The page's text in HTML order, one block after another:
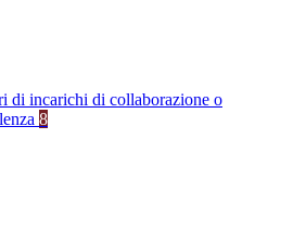
di incarichi di collaborazione o
8